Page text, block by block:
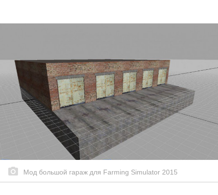
Мод большой гараж для Farming Simulator 2015